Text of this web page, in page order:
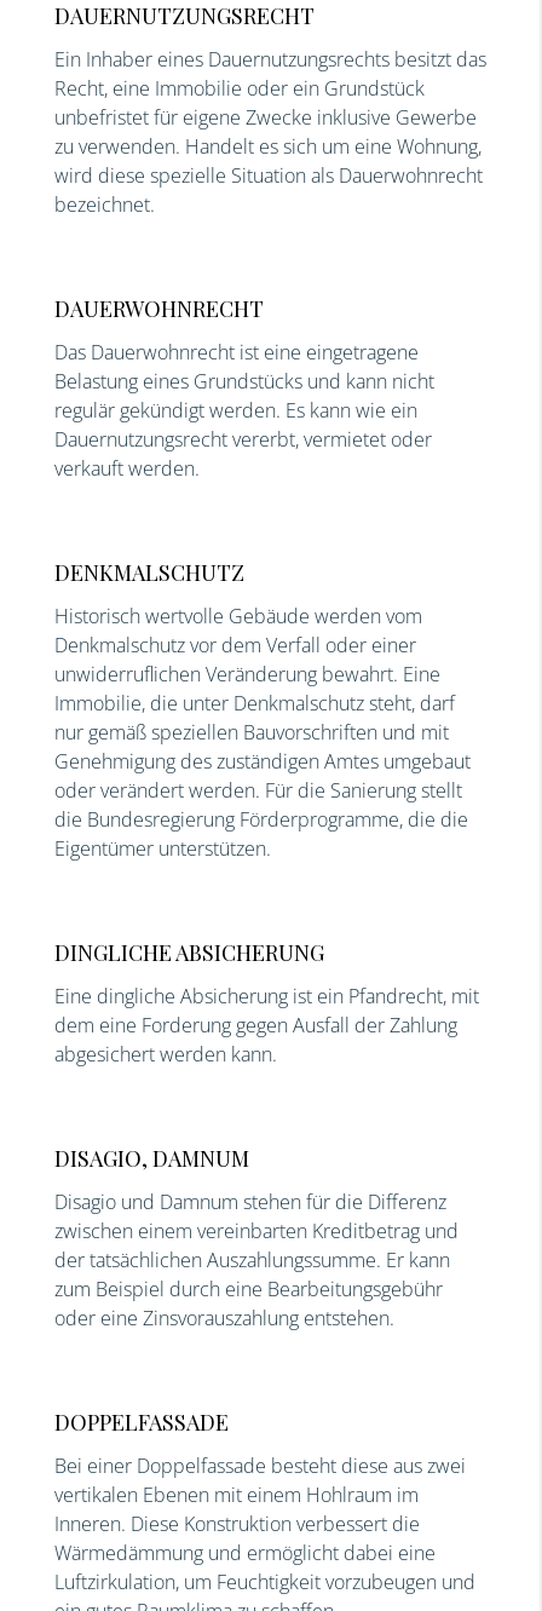
DAUERNUTZUNGSRECHT
Ein Inhaber eines Dauernutzungsrechts besitzt das
Recht, eine Immobilie oder ein Grundstück
unbefristet für eigene Zwecke inklusive Gewerbe
zu verwenden. Handelt es sich um eine Wohnung,
wird diese spezielle Situation als Dauerwohnrecht
bezeichnet.
DAUERWOHNRECHT
Das Dauerwohnrecht ist eine eingetragene
Belastung eines Grundstücks und kann nicht
regulär gekündigt werden. Es kann wie ein
Dauernutzungsrecht vererbt, vermietet oder
verkauft werden.
DENKMALSCHUTZ
Historisch wertvolle Gebäude werden vom
Denkmalschutz vor dem Verfall oder einer
unwiderruflichen Veränderung bewahrt. Eine
Immobilie, die unter Denkmalschutz steht, darf
nur gemäß speziellen Bauvorschriften und mit
Genehmigung des zuständigen Amtes umgebaut
oder verändert werden. Für die Sanierung stellt
die Bundesregierung Förderprogramme, die die
Eigentümer unterstützen.
DINGLICHE ABSICHERUNG
Eine dingliche Absicherung ist ein Pfandrecht, mit
dem eine Forderung gegen Ausfall der Zahlung
abgesichert werden kann.
DISAGIO, DAMNUM
Disagio und Damnum stehen für die Differenz
zwischen einem vereinbarten Kreditbetrag und
der tatsächlichen Auszahlungssumme. Er kann
zum Beispiel durch eine Bearbeitungsgebühr
oder eine Zinsvorauszahlung entstehen.
DOPPELFASSADE
Bei einer Doppelfassade besteht diese aus zwei
vertikalen Ebenen mit einem Hohlraum im
Inneren. Diese Konstruktion verbessert die
Wärmedämmung und ermöglicht dabei eine
Luftzirkulation, um Feuchtigkeit vorzubeugen und